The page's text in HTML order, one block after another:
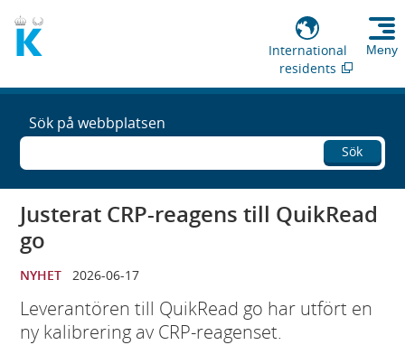
International
residents
Meny
Sök på webbplatsen
Sök
Justerat CRP-reagens till QuikRead
go
NYHET 2026-06-17
Leverantören till QuikRead go har utfört en
ny kalibrering av CRP-reagenset.